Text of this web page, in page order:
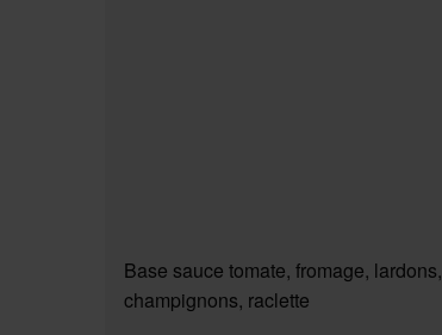
Base sauce tomate, fromage, lardons,
champignons, raclette